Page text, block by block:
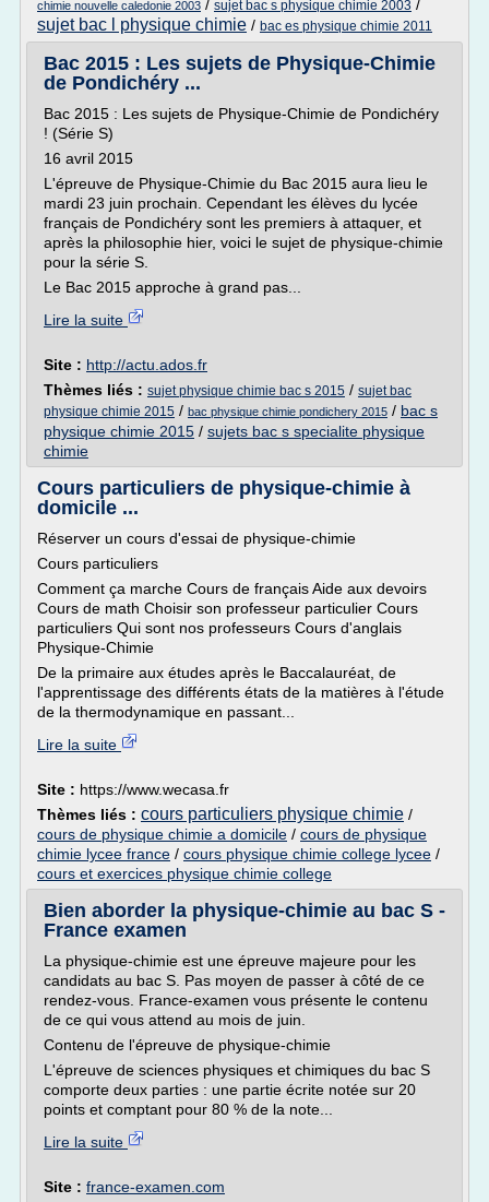
chimie nouvelle caledonie 2003 / sujet bac s physique chimie 2003 /
sujet bac l physique chimie / bac es physique chimie 2011
Bac 2015 : Les sujets de Physique-Chimie
de Pondichéry ...
Bac 2015 : Les sujets de Physique-Chimie de Pondichéry
! (Série S)
16 avril 2015
L'épreuve de Physique-Chimie du Bac 2015 aura lieu le
mardi 23 juin prochain. Cependant les élèves du lycée
français de Pondichéry sont les premiers à attaquer, et
après la philosophie hier, voici le sujet de physique-chimie
pour la série S.
Le Bac 2015 approche à grand pas...
Lire la suite
Site : http://actu.ados.fr
Thèmes liés : sujet physique chimie bac s 2015 / sujet bac
physique chimie 2015 / bac physique chimie pondichery 2015 / bac s
physique chimie 2015 / sujets bac s specialite physique
chimie
Cours particuliers de physique-chimie à
domicile ...
Réserver un cours d'essai de physique-chimie
Cours particuliers
Comment ça marche Cours de français Aide aux devoirs
Cours de math Choisir son professeur particulier Cours
particuliers Qui sont nos professeurs Cours d'anglais
Physique-Chimie
De la primaire aux études après le Baccalauréat, de
l'apprentissage des différents états de la matières à l'étude
de la thermodynamique en passant...
Lire la suite
Site : https://www.wecasa.fr
Thèmes liés : cours particuliers physique chimie /
cours de physique chimie a domicile / cours de physique
chimie lycee france / cours physique chimie college lycee /
cours et exercices physique chimie college
Bien aborder la physique-chimie au bac S -
France examen
La physique-chimie est une épreuve majeure pour les
candidats au bac S. Pas moyen de passer à côté de ce
rendez-vous. France-examen vous présente le contenu
de ce qui vous attend au mois de juin.
Contenu de l'épreuve de physique-chimie
L'épreuve de sciences physiques et chimiques du bac S
comporte deux parties : une partie écrite notée sur 20
points et comptant pour 80 % de la note...
Lire la suite
Site : france-examen.com